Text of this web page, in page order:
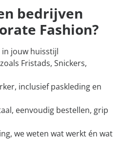
bedrijven
Fashion?
jouw huisstijl
Fristads, Snickers,
inclusief paskleding en
eenvoudig bestellen, grip
we weten wat werkt én wat